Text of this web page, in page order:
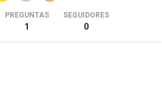
PREGUNTAS
1
SEGUIDORES
0